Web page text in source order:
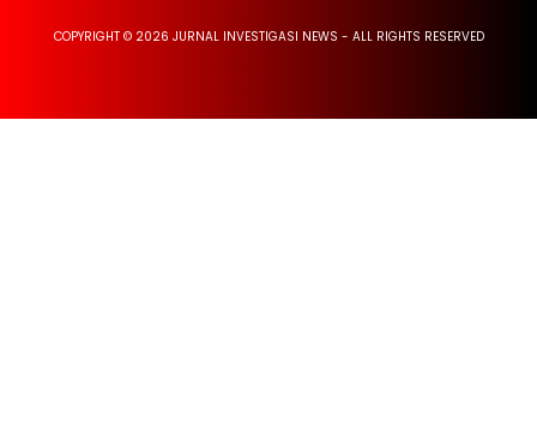
COPYRIGHT © 2026 JURNAL INVESTIGASI NEWS - ALL RIGHTS RESERVED